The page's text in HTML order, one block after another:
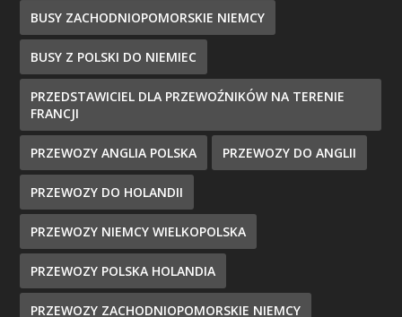
BUSY ZACHODNIOPOMORSKIE NIEMCY
BUSY Z POLSKI DO NIEMIEC
PRZEDSTAWICIEL DLA PRZEWOŹNIKÓW NA TERENIE
FRANCJI
PRZEWOZY ANGLIA POLSKA PRZEWOZY DO ANGLII
PRZEWOZY DO HOLANDII
PRZEWOZY NIEMCY WIELKOPOLSKA
PRZEWOZY POLSKA HOLANDIA
PRZEWOZY ZACHODNIOPOMORSKIE NIEMCY